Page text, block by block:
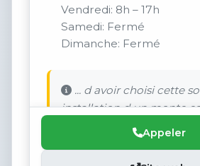
Vendredi: 8h – 17h
Samedi: Fermé
Dimanche: Fermé
... d avoir choisi cette
installation d un monte
Appeler